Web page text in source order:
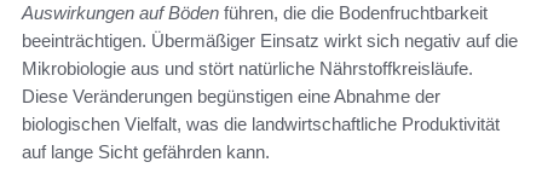
Auswirkungen auf Böden führen, die die Bodenfruchtbarkeit
beeinträchtigen. Übermäßiger Einsatz wirkt sich negativ auf die
Mikrobiologie aus und stört natürliche Nährstoffkreisläufe.
Diese Veränderungen begünstigen eine Abnahme der
biologischen Vielfalt, was die landwirtschaftliche Produktivität
auf lange Sicht gefährden kann.